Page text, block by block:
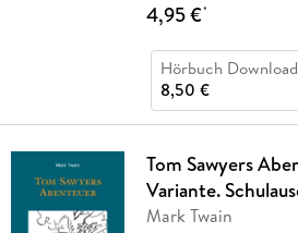
4,95 €*
Hörbuch Download
8,50 €
Tom Sawyers
Variante.
Mark Twain